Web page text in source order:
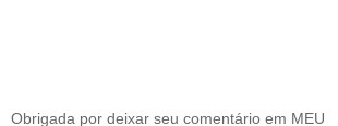
Obrigada por deixar seu comentário em MEU